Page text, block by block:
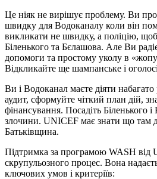
Це ніяк не вирішує проблему. Ви
швидку для Водоканалу коли він
викликати не швидку, а поліцію, щоб
Біленького та Бєлашова. Але Ви
допомоги та простому уколу в
Відкликайте ще шампанське і
Ви і Водоканал маєте діяти
аудит, сформуйте чіткий план дій,
фінансування. Посадіть Біленького і
злочини. UNICEF має знати що там
Батьківщина.
Підтримка за програмою WASH від
скрупульозного процес. Вона
ключових умов і критеріїв: